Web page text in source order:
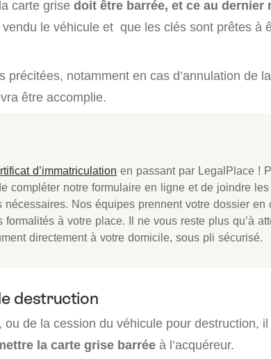
carte grise doit être barrée, et ce au dernier
vendu le véhicule et que les clés sont prêtes à
précitées, notamment en cas d’annulation de
être accomplie.
d’immatriculation en passant par LegalPlace !
compléter notre formulaire en ligne et de joindre les
nécessaires. Nos équipes prennent votre dossier en
formalités à votre place. Il ne vous reste plus qu’à
directement à votre domicile, sous pli sécurisé.
destruction
ou de la cession du véhicule pour destruction,
la carte grise barrée à l’acquéreur.